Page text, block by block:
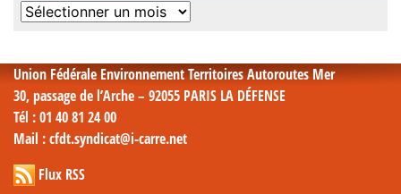
Archives
Union Fédérale Environnement Territoires Autoroutes Mer
30, passage de l’Arche – 92055 PARIS LA DÉFENSE
Tél : 01 40 81 24 00
Mail : cfdt.syndicat@i-carre.net
Flux RSS